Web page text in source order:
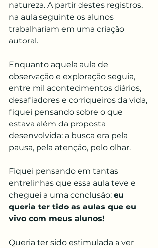
natureza. A partir destes registros,
na aula seguinte os alunos
trabalhariam em uma criação
autoral.
Enquanto aquela aula de
observação e exploração seguia,
entre mil acontecimentos diários,
desafiadores e corriqueiros da vida,
fiquei pensando sobre o que
estava além da proposta
desenvolvida: a busca era pela
pausa, pela atenção, pelo olhar.
Fiquei pensando em tantas
entrelinhas que essa aula teve e
cheguei a uma conclusão: eu
queria ter tido as aulas que eu
vivo com meus alunos!
Queria ter sido estimulada a ver